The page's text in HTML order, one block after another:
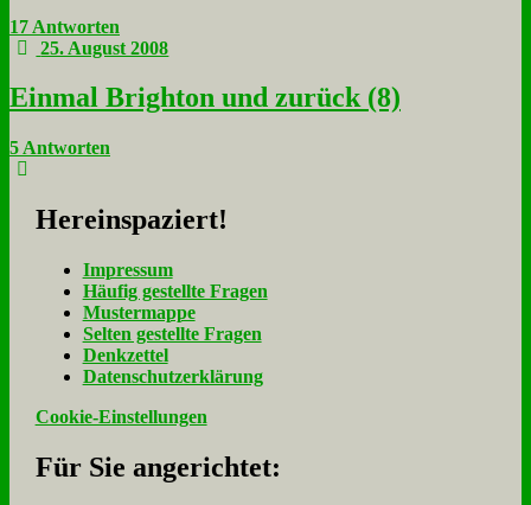
17 Antworten
25. August 2008
Ein­mal Brigh­ton und zu­rück (8)
5 Antworten
Her­ein­spa­ziert!
Im­pres­sum
Häu­fig ge­stell­te Fra­gen
Mu­ster­map­pe
Sel­ten ge­stell­te Fra­gen
Denk­zet­tel
Da­ten­schutz­er­klä­rung
Cookie-Einstellungen
Für Sie an­ge­rich­tet: